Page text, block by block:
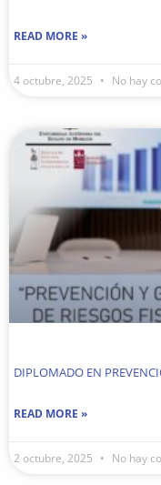
READ MORE »
4 octubre, 2025 No hay
DIPLOMADO EN
READ MORE »
2 octubre, 2025 No hay